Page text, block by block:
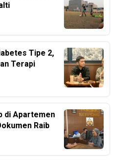
Tipe 2,
Terapi
di Apartemen
Raib